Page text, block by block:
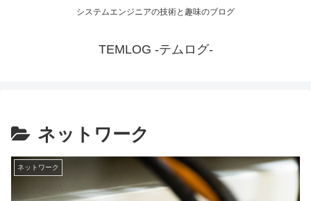
システムエンジニアの技術と趣味のブログ
TEMLOG -テムログ-
ネットワーク
ネットワーク